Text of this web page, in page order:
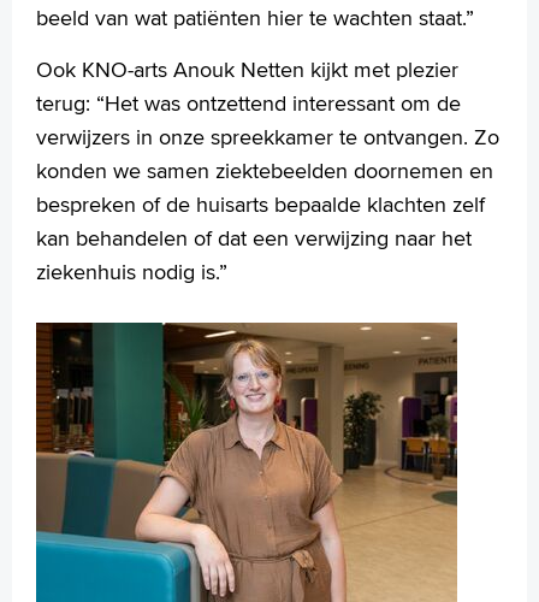
beeld van wat patiënten hier te wachten staat.”
Ook KNO-arts Anouk Netten kijkt met plezier
terug: “Het was ontzettend interessant om de
verwijzers in onze spreekkamer te ontvangen. Zo
konden we samen ziektebeelden doornemen en
bespreken of de huisarts bepaalde klachten zelf
kan behandelen of dat een verwijzing naar het
ziekenhuis nodig is.”